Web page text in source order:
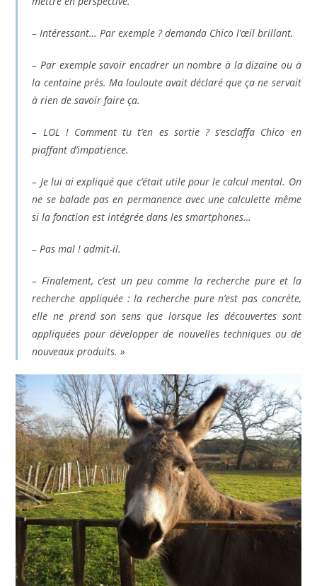
– Intéressant… Par exemple ? demanda Chico l’œil brillant.
– Par exemple savoir encadrer un nombre à la dizaine ou à
la centaine près. Ma louloute avait déclaré que ça ne servait
à rien de savoir faire ça.
– LOL ! Comment tu t’en es sortie ? s’esclaffa Chico en
piaffant d’impatience.
– Je lui ai expliqué que c’était utile pour le calcul mental. On
ne se balade pas en permanence avec une calculette même
si la fonction est intégrée dans les smartphones…
– Pas mal ! admit-il.
– Finalement, c’est un peu comme la recherche pure et la
recherche appliquée : la recherche pure n’est pas concrète,
elle ne prend son sens que lorsque les découvertes sont
appliquées pour développer de nouvelles techniques ou de
nouveaux produits. »